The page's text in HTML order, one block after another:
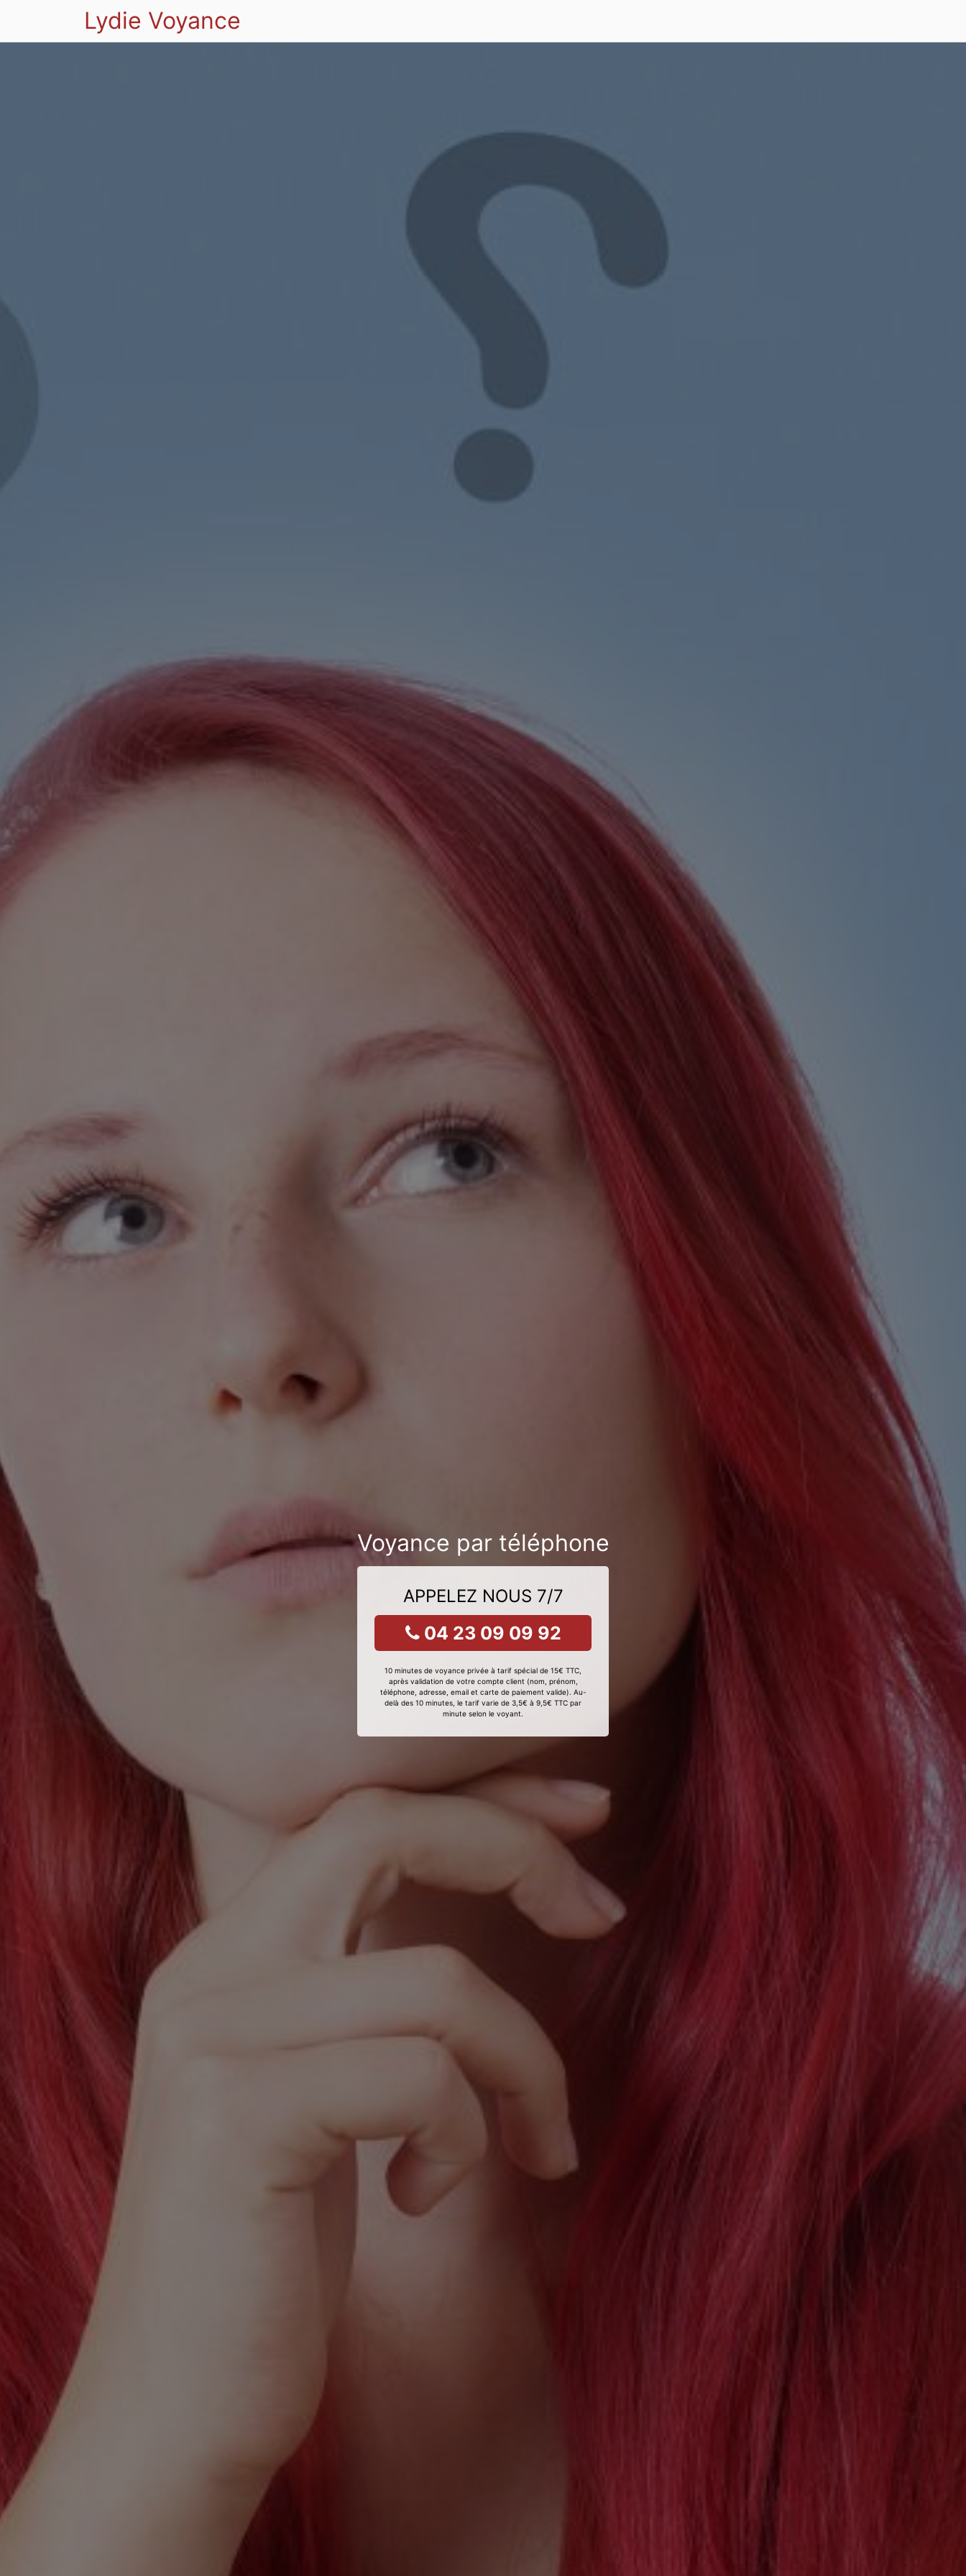
Lydie Voyance
Voyance par téléphone
APPELEZ NOUS 7/7
04 23 09 09 92
10 minutes de voyance privée à tarif spécial de 15€ TTC,
après validation de votre compte client (nom, prénom,
téléphone, adresse, email et carte de paiement valide). Au-
delà des 10 minutes, le tarif varie de 3,5€ à 9,5€ TTC par
minute selon le voyant.